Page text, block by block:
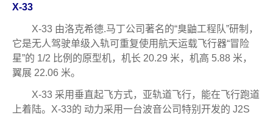
X-33
X-33 由洛克希德.马丁公司著名的“臭鼬工程队”研制，
它是无人驾驶单级入轨可重复使用航天运载飞行器“冒险
星”的 1/2 比例的原型机，机长 20.29 米，机高 5.88 米，
翼展 22.06 米。
X-33 采用垂直起飞方式，亚轨道飞行，能在飞行跑道
上着陆。X-33的 动力采用一台波音公司特别开发的 J2S